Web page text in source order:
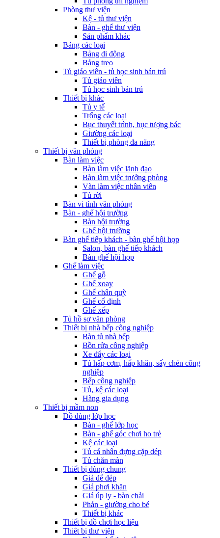
Phòng thư viện
Kệ - tủ thư viện
Bàn - ghế thư viện
Sản phẩm khác
Bảng các loại
Bảng di động
Bảng treo
Tủ giáo viên - tủ học sinh bán trú
Tủ giáo viên
Tủ học sinh bán trú
Thiết bị khác
Tủ y tế
Trống các loại
Bục thuyết trình, bục tượng bác
Giường các loại
Thiết bị phòng đa năng
Thiết bị văn phòng
Bàn làm việc
Bàn làm việc lãnh đạo
Bàn làm việc trưởng phòng
Vàn làm việc nhân viên
Tủ rời
Bàn vi tính văn phòng
Bàn - ghế hội trường
Bàn hội trường
Ghế hội trường
Bàn ghế tiếp khách - bàn ghế hội họp
Salon, bàn ghế tiếp khách
Bàn ghế hội họp
Ghế làm việc
Ghế gỗ
Ghế xoay
Ghế chân quỳ
Ghế cố định
Ghế xếp
Tủ hồ sơ văn phòng
Thiết bị nhà bếp công nghiệp
Bàn tủ nhà bếp
Bồn rửa công nghiệp
Xe đẩy các loại
Tủ hấp cơm, hấp khăn, sấy chén công
nghiệp
Bếp công nghiệp
Tủ, kệ các loại
Hàng gia dụng
Thiết bị mầm non
Đồ dùng lớp học
Bàn - ghế lớp học
Bàn - ghế góc chơi ho trẻ
Kệ các loại
Tủ cá nhân đựng cặp dép
Tủ chăn màn
Thiết bị dùng chung
Giá để dép
Giá phơi khăn
Giá úp ly - bàn chải
Phản - giường cho bé
Thiết bị khác
Thiết bị đồ chơi học liệu
Thiêt bị thư viện